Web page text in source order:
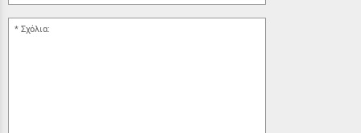
Σχόλια: